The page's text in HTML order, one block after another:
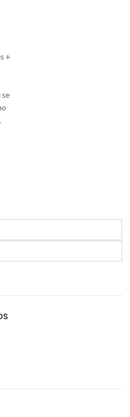
+